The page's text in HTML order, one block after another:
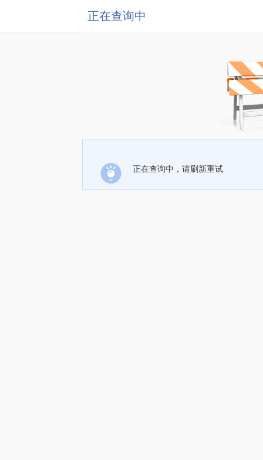
正在查询中
正在查询中，请刷新重试